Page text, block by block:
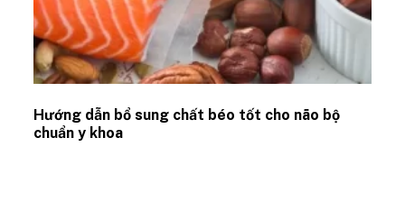
Hướng dẫn bổ sung chất béo tốt cho não bộ
chuẩn y khoa